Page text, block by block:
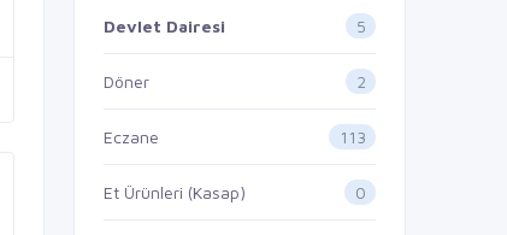
Devlet Dairesi 5
Döner 2
Eczane 113
Et Ürünleri (Kasap) 0